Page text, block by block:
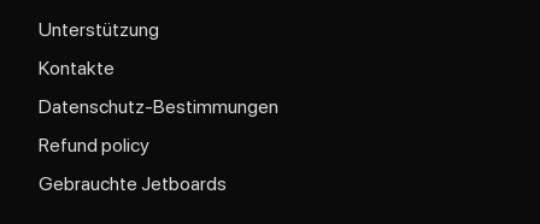
Unterstützung
Kontakte
Datenschutz-Bestimmungen
Refund policy
Gebrauchte Jetboards